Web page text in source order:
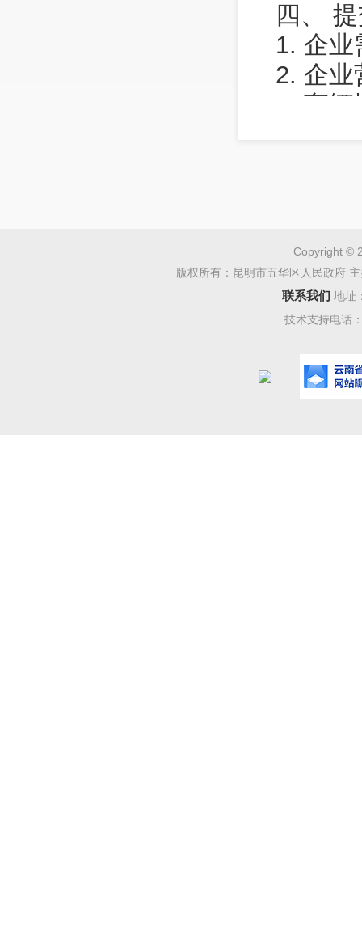
四、
1. 企业
2. 企业
3. 车
予受理。
六、
五华
标”为基
Copyright ©
版权所有：昆明市五华区人民政府
联系我们 地址
技术支持电话